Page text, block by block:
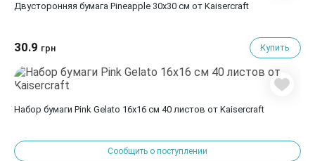
Двусторонняя бумага Pineapple 30х30 см от Kaisercraft
30.9 грн Купить
Набор бумаги Pink Gelato 16х16 см 40 листов от Kaisercraft
Сообщить о поступлении